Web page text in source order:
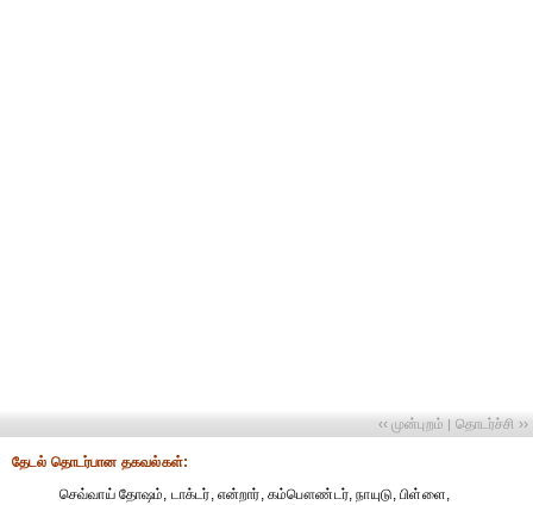
‹‹ முன்புறம் | தொடர்ச்சி ››
தேட‌ல் தொட‌ர்பான தகவ‌ல்க‌ள்:
செவ்வாய் தோஷம், டாக்டர், என்றார், கம்பௌண்டர், நாயுடு, பிள்ளை,